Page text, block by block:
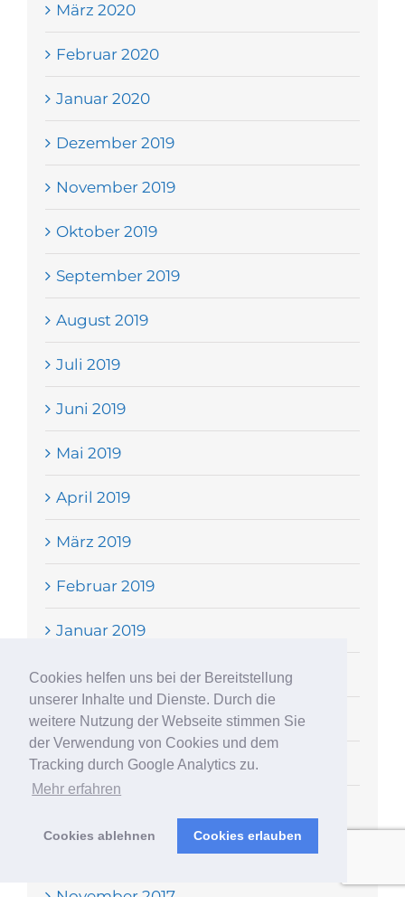
Cookies helfen uns bei der Bereitstellung
unserer Inhalte und Dienste. Durch die
weitere Nutzung der Webseite stimmen Sie
der Verwendung von Cookies und dem
Tracking durch Google Analytics zu.
Mehr erfahren
Cookies ablehnen Cookies erlauben
März 2020
Februar 2020
Januar 2020
Dezember 2019
November 2019
Oktober 2019
September 2019
August 2019
Juli 2019
Juni 2019
Mai 2019
April 2019
März 2019
Februar 2019
Januar 2019
Dezember 2018
Oktober 2018
Juli 2018